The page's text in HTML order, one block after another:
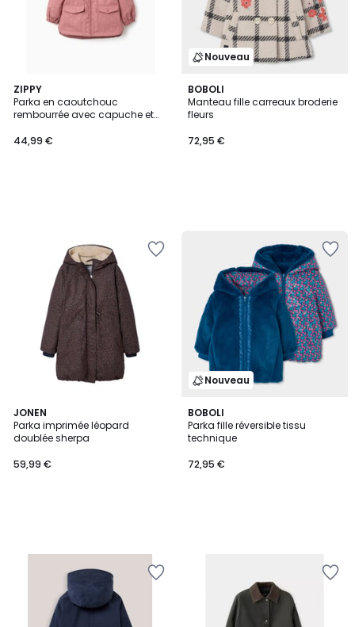
ZIPPY
Parka en caoutchouc
rembourrée avec capuche et
44,99 €
Nouveau
BOBOLI
Manteau fille carreaux broderie
fleurs
72,95 €
JONEN
Parka imprimée léopard
doublée sherpa
59,99 €
Nouveau
BOBOLI
Parka fille réversible tissu
technique
72,95 €